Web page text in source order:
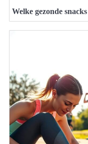
Welke gezonde